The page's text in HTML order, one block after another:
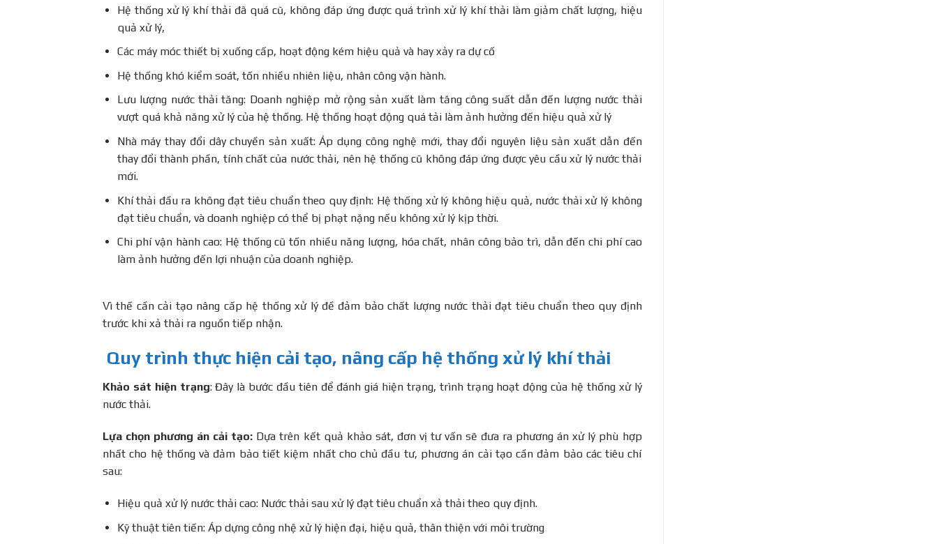
Hệ thống xử lý khí thải đã quá cũ, không đáp ứng được quá trình xử lý khí thải làm giảm chất lượng, hiệu
quả xử lý,
Các máy móc thiết bị xuống cấp, hoạt động kém hiệu quả và hay xảy ra dự cố
Hệ thống khó kiểm soát, tốn nhiều nhiên liệu, nhân công vận hành.
Lưu lượng nước thải tăng: Doanh nghiệp mở rộng sản xuất làm tăng công suất dẫn đến lượng nước thải
vượt quá khả năng xử lý của hệ thống. Hệ thống hoạt động quá tải làm ảnh hưởng đến hiệu quả xử lý
Nhà máy thay đổi dây chuyền sản xuất: Áp dụng công nghệ mới, thay đổi nguyên liệu sản xuất dẫn đến
thay đổi thành phần, tính chất của nước thải, nên hệ thống cũ không đáp ứng được yêu cầu xử lý nước thải
mới.
Khí thải đầu ra không đạt tiêu chuẩn theo quy định: Hệ thống xử lý không hiệu quả, nước thải xử lý không
đạt tiêu chuẩn, và doanh nghiệp có thể bị phạt nặng nếu không xử lý kịp thời.
Chi phí vận hành cao: Hệ thống cũ tốn nhiều năng lượng, hóa chất, nhân công bảo trì, dẫn đến chi phí cao
làm ảnh hưởng đến lợi nhuận của doanh nghiệp.
Vì thế cần cải tạo nâng cấp hệ thống xử lý đề đảm bảo chất lượng nước thải đạt tiêu chuẩn theo quy định
trước khi xả thải ra nguồn tiếp nhận.
Quy trình thực hiện cải tạo, nâng cấp hệ thống xử lý khí thải
Khảo sát hiện trạng: Đây là bước đầu tiên để đánh giá hiện trạng, trình trạng hoạt động của hệ thống xử lý
nước thải.
Lựa chọn phương án cải tạo: Dựa trên kết quả khảo sát, đơn vị tư vấn sẽ đưa ra phương án xử lý phù hợp
nhất cho hệ thống và đảm bảo tiết kiệm nhất cho chủ đầu tư, phương án cải tạo cần đảm bảo các tiêu chí
sau:
Hiệu quả xử lý nước thải cao: Nước thải sau xử lý đạt tiêu chuẩn xả thải theo quy định.
Kỹ thuật tiên tiến: Áp dựng công nhệ xử lý hiện đại, hiệu quả, thân thiện với môi trường